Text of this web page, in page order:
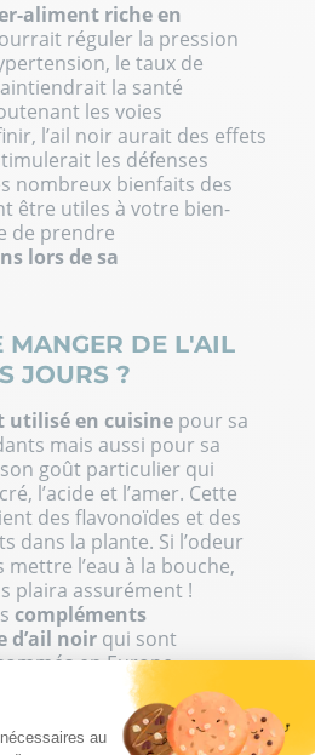
au
aliment riche en
réguler la pression
le taux de
la santé
les voies
l’ail noir aurait des effets
les défenses
nombreux bienfaits des
être utiles à votre bien-
de prendre
lors de sa
MANGER DE L'AIL
JOURS ?
utilisé en cuisine pour sa
mais aussi pour sa
goût particulier qui
l’acide et l’amer. Cette
des flavonoïdes et des
dans la plante. Si l’odeur
mettre l’eau à la bouche,
plaira assurément !
compléments
d’ail noir qui sont
en Europe.
puisse être délicieuse
ou avec des légumes tant